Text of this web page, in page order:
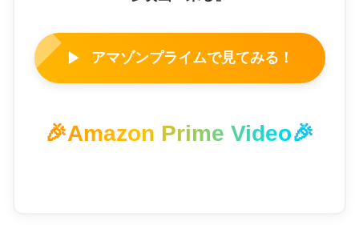
▶ アマゾンプライムで見てみる！
🎉Amazon Prime Video🎉